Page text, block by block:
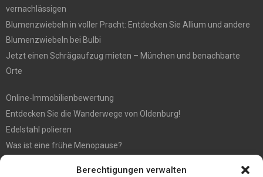
Berechtigungen verwalten
vernachlässigen
Blumenzwiebeln in voller Pracht: Entdecken Sie Allium und andere
Blumenzwiebeln bei Bulbi
Jetzt einen Schrägaufzug mieten – München und benachbarte
Orte
Online-Immobilienbewertung
Entdecken Sie die Wanderwege von Oldenburg!
Edelstahl polieren
Was ist eine frühe Menopause?